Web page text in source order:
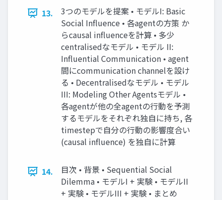
13.
3つのモデルを提案 • モデルI: Basic
Social Influence • 各agentの方策 か
らcausal influenceを計算 • 多少
centralisedなモデル • モデル II:
Influential Communication • agent
間にcommunication channelを設け
る • Decentralisedなモデル • モデル
III: Modeling Other Agentsモデル •
各agentが他の全agentの行動を予測
するモデルをそれぞれ独自に持ち, 各
timestepで自分の行動の影響度合い
(causal influence) を独自に計算
14.
目次 • 背景 • Sequential Social
Dilemma • モデルI + 実験 • モデルII
+ 実験 • モデルIII + 実験 • まとめ